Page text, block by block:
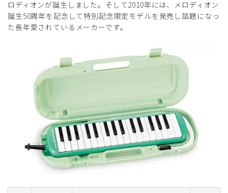
ロディオンが誕生しました。そして2010年には、メロディオン
誕生50周年を記念して特別記念限定モデルを発売し話題になっ
た長年愛されているメーカーです。